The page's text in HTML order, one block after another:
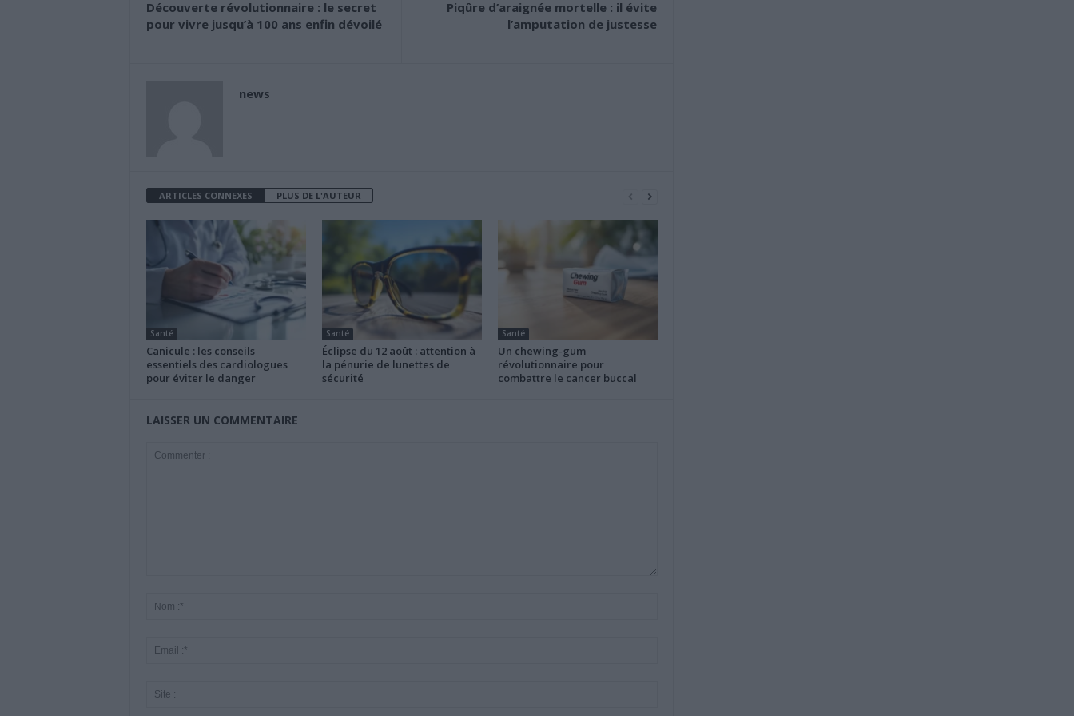
Découverte révolutionnaire : le secret
pour vivre jusqu’à 100 ans enfin dévoilé
Piqûre d’araignée mortelle : il évite
l’amputation de justesse
news
ARTICLES CONNEXES PLUS DE L'AUTEUR
Santé
Canicule : les conseils
essentiels des cardiologues
pour éviter le danger
Santé
Éclipse du 12 août : attention à
la pénurie de lunettes de
sécurité
Santé
Un chewing-gum
révolutionnaire pour
combattre le cancer buccal
LAISSER UN COMMENTAIRE